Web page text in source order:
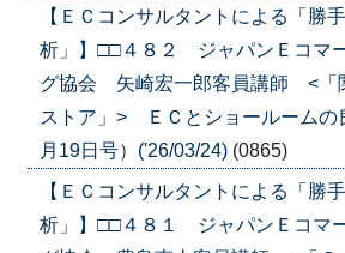
【ＥＣコンサルタントによる「勝
析」】□□４８２ ジャパンＥコマ
グ協会 矢崎宏一郎客員講師 <「
ストア」> ＥＣとショールームの
月19日号）('26/03/24) (0865)
【ＥＣコンサルタントによる「勝
析」】□□４８１ ジャパンＥコマ